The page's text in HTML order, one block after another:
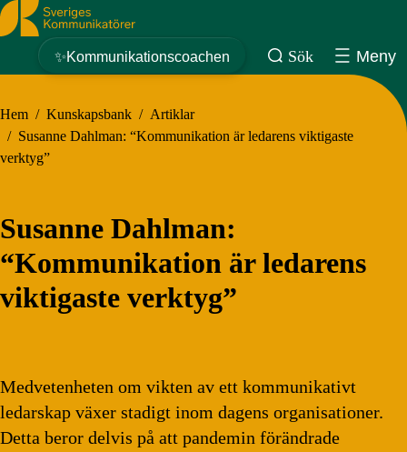
Sveriges Kommunikatörer
✨Kommunikationscoachen Sök Meny
Hem / Kunskapsbank / Artiklar
/ Susanne Dahlman: “Kommunikation är ledarens viktigaste
verktyg”
Susanne Dahlman:
“Kommunikation är ledarens
viktigaste verktyg”
Medvetenheten om vikten av ett kommunikativt
ledarskap växer stadigt inom dagens organisationer.
Detta beror delvis på att pandemin förändrade